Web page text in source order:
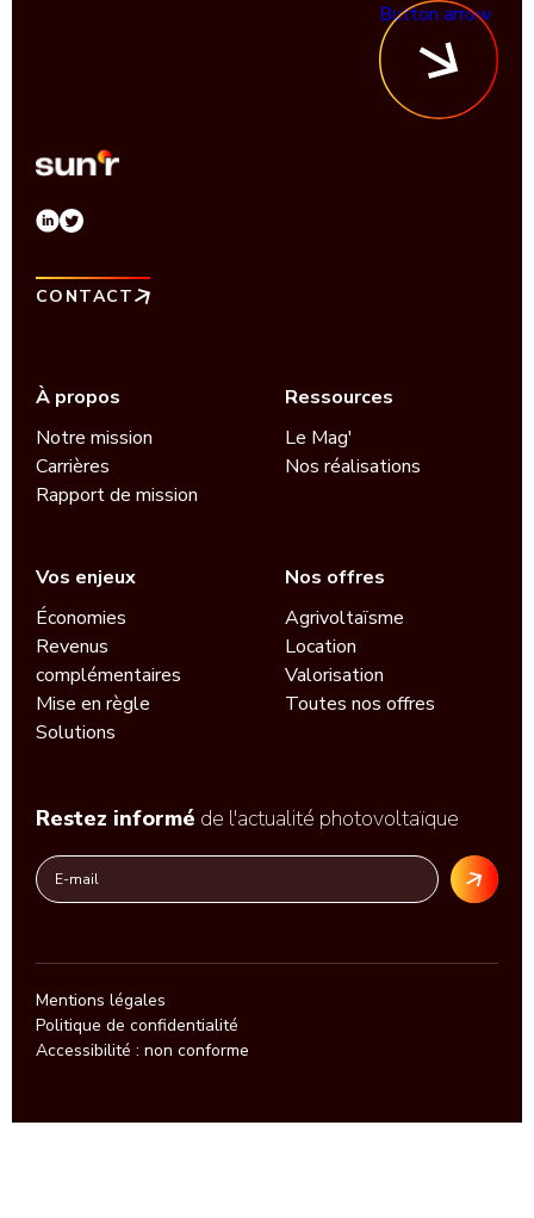
Button arrow
CONTACT
À propos
Notre mission
Carrières
Rapport de mission
Ressources
Le Mag'
Nos réalisations
Vos enjeux
Économies
Revenus
complémentaires
Mise en règle
Solutions
Nos offres
Agrivoltaïsme
Location
Valorisation
Toutes nos offres
Restez informé de l'actualité photovoltaïque
Mentions légales
Politique de confidentialité
Accessibilité : non conforme